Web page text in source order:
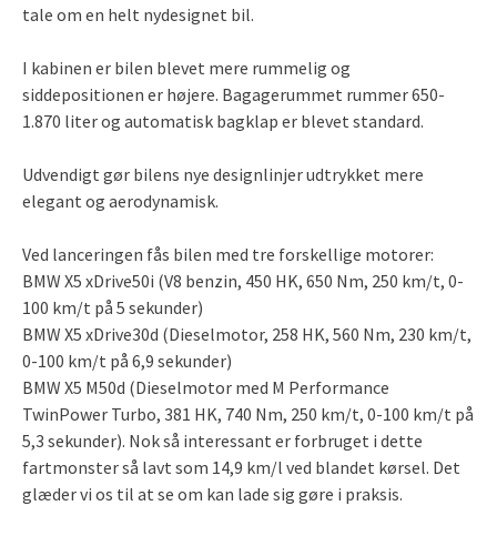
tale om en helt nydesignet bil.
I kabinen er bilen blevet mere rummelig og
siddepositionen er højere. Bagagerummet rummer 650-
1.870 liter og automatisk bagklap er blevet standard.
Udvendigt gør bilens nye designlinjer udtrykket mere
elegant og aerodynamisk.
Ved lanceringen fås bilen med tre forskellige motorer:
BMW X5 xDrive50i (V8 benzin, 450 HK, 650 Nm, 250 km/t, 0-
100 km/t på 5 sekunder)
BMW X5 xDrive30d (Dieselmotor, 258 HK, 560 Nm, 230 km/t,
0-100 km/t på 6,9 sekunder)
BMW X5 M50d (Dieselmotor med M Performance
TwinPower Turbo, 381 HK, 740 Nm, 250 km/t, 0-100 km/t på
5,3 sekunder). Nok så interessant er forbruget i dette
fartmonster så lavt som 14,9 km/l ved blandet kørsel. Det
glæder vi os til at se om kan lade sig gøre i praksis.